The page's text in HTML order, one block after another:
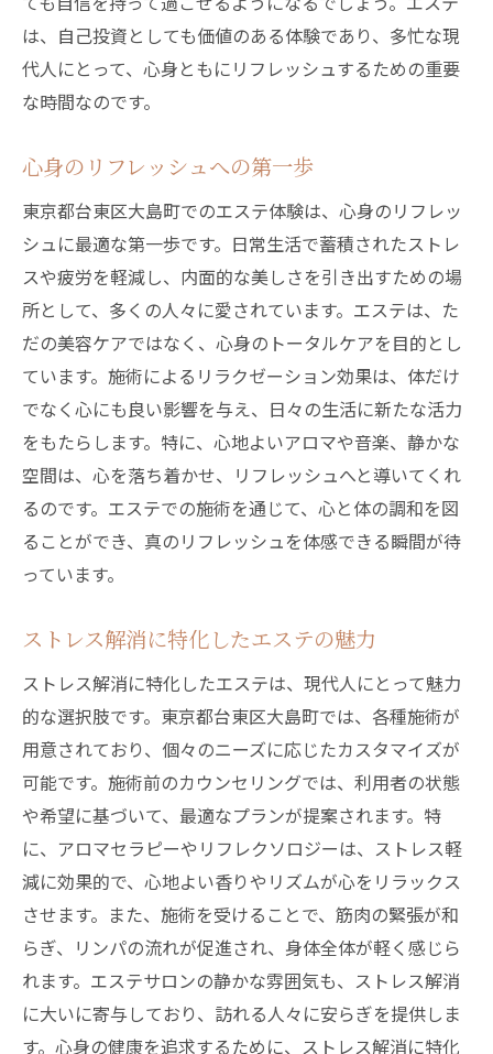
東京都台東区大島町におけるエステの新境
地
エステサロンの魅力東京都台東区大島町で心と
エステサロンの持つ特別な魅力
東京都台東区大島町のエステで肌が蘇る
エステで心までリフレッシュする秘訣
肌に活力を与えるエステのテクニック
心地よい空間でのエステ体験の効果
東京都台東区大島町でのエステサロン探訪
東京都台東区大島町でのエステが提供する贅沢
なひととき
非日常を感じるエステの贅沢な時間
東京都台東区大島町ならではの特別なエス
テ
エステで癒される至福のひととき
究極のリラクゼーションを提供するエステ
東京都台東区大島町のエステで心安らぐ時
間
心身のバランスを整える東京都台東区大島町の
エステの効果
エステで心身の調和を実現
東京都台東区大島町のエステが導く心の平
穏
体の疲れを癒すエステのチカラ
心身のバランスを再構築するためのエステ
エステで得る健やかな心と身体
東京都台東区大島町でのエステの新たな可
は、自己投資としても価値のある体験であり、多忙な現
代人にとって、心身ともにリフレッシュするための重要
な時間なのです。
心身のリフレッシュへの第一歩
東京都台東区大島町でのエステ体験は、心身のリフレッ
シュに最適な第一歩です。日常生活で蓄積されたストレ
スや疲労を軽減し、内面的な美しさを引き出すための場
所として、多くの人々に愛されています。エステは、た
だの美容ケアではなく、心身のトータルケアを目的とし
ています。施術によるリラクゼーション効果は、体だけ
でなく心にも良い影響を与え、日々の生活に新たな活力
をもたらします。特に、心地よいアロマや音楽、静かな
空間は、心を落ち着かせ、リフレッシュへと導いてくれ
るのです。エステでの施術を通じて、心と体の調和を図
ることができ、真のリフレッシュを体感できる瞬間が待
っています。
ストレス解消に特化したエステの魅力
ストレス解消に特化したエステは、現代人にとって魅力
的な選択肢です。東京都台東区大島町では、各種施術が
用意されており、個々のニーズに応じたカスタマイズが
可能です。施術前のカウンセリングでは、利用者の状態
や希望に基づいて、最適なプランが提案されます。特
に、アロマセラピーやリフレクソロジーは、ストレス軽
減に効果的で、心地よい香りやリズムが心をリラックス
させます。また、施術を受けることで、筋肉の緊張が和
らぎ、リンパの流れが促進され、身体全体が軽く感じら
れます。エステサロンの静かな雰囲気も、ストレス解消
に大いに寄与しており、訪れる人々に安らぎを提供しま
す。心身の健康を追求するために、ストレス解消に特化